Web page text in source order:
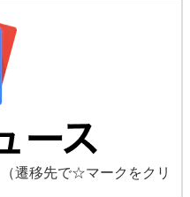
（遷移先で☆マークをクリ